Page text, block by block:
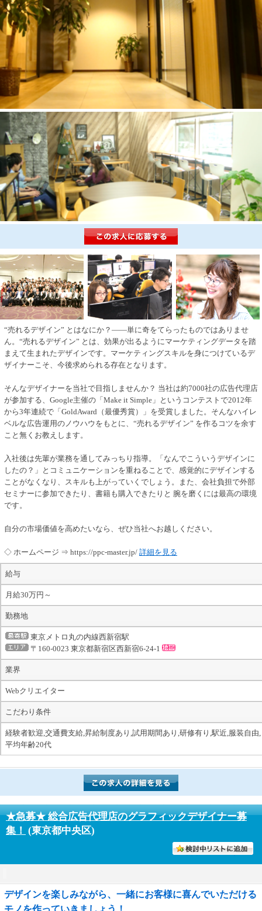
“売れるデザイン” とはなにか？――単に奇をてらったものではありませ
ん。“売れるデザイン” とは、効果が出るようにマーケティングデータを踏
まえて生まれたデザインです。マーケティングスキルを身につけているデ
ザイナーこそ、今後求められる存在となります。
そんなデザイナーを当社で目指しませんか？ 当社は約7000社の広告代理店
が参加する、Google主催の「Make it Simple」というコンテストで2012年
から3年連続で「GoldAward（最優秀賞）」を受賞しました。そんなハイレ
ベルな広告運用のノウハウをもとに、“売れるデザイン” を作るコツを余す
こと無くお教えします。
入社後は先輩が業務を通してみっちり指導。「なんでこういうデザインに
したの？」とコミュニケーションを重ねることで、感覚的にデザインする
ことがなくなり、スキルも上がっていくでしょう。また、会社負担で外部
セミナーに参加できたり、書籍も購入できたりと 腕を磨くには最高の環境
です。
自分の市場価値を高めたいなら、ぜひ当社へお越しください。
◇ ホームページ ⇒ https://ppc-master.jp/ 詳細を見る
給与
月給30万円～
勤務地
東京メトロ丸の内線西新宿駅
〒160-0023 東京都新宿区西新宿6-24-1
業界
Webクリエイター
こだわり条件
経験者歓迎,交通費支給,昇給制度あり,試用期間あり,研修有り,駅近,服装自由,
平均年齢20代
★急募★ 総合広告代理店のグラフィックデザイナー募
集！ (東京都中央区)
デザインを楽しみながら、一緒にお客様に喜んでいただける
モノを作っていきましょう！